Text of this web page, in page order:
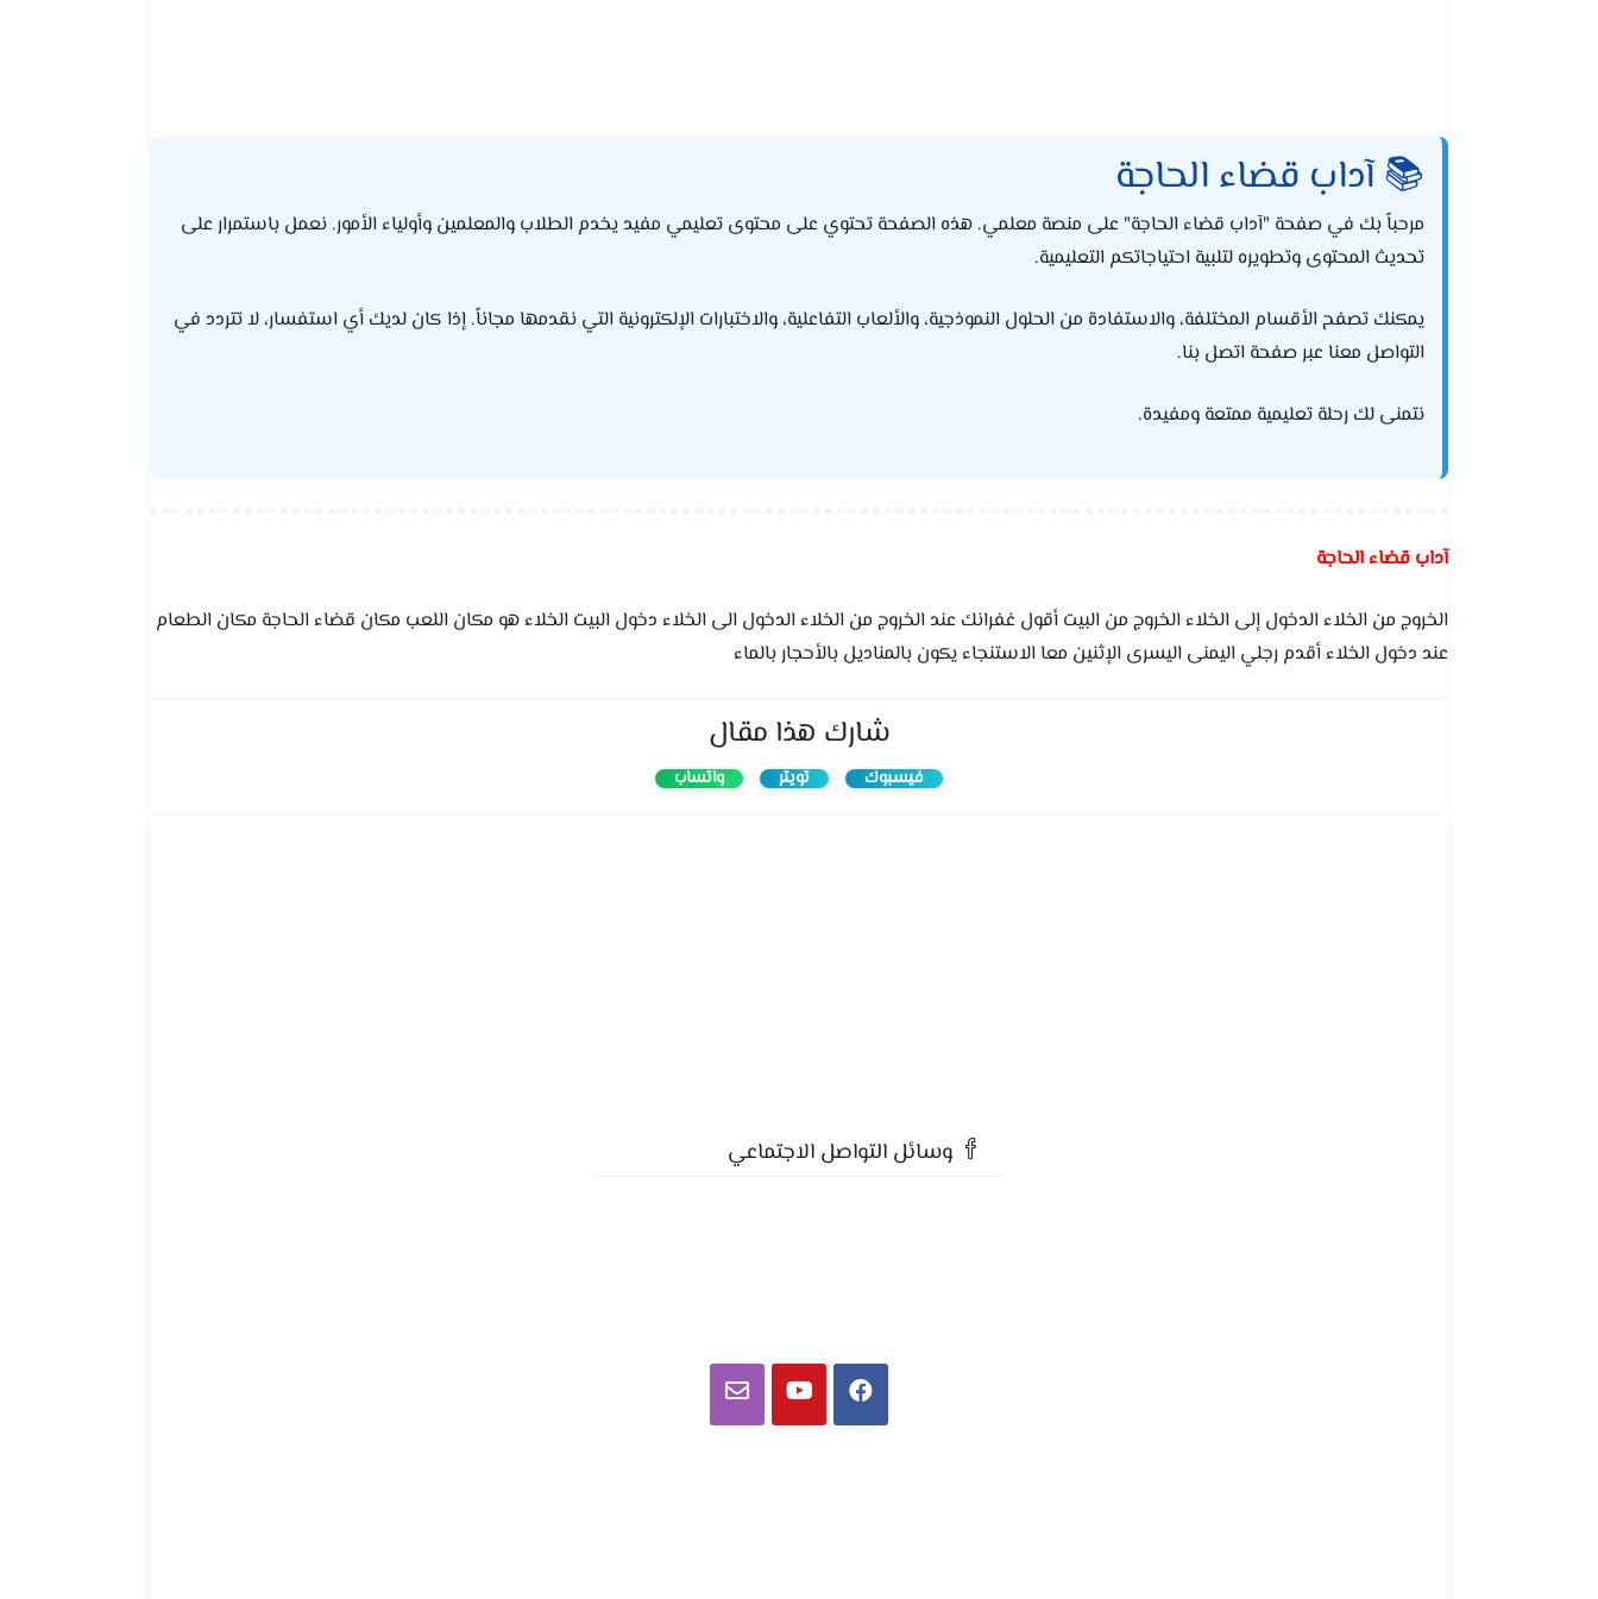
📚 آداب قضاء الحاجة
مرحباً بك في صفحة "آداب قضاء الحاجة" على منصة معلمي. هذه الصفحة تحتوي على محتوى تعليمي مفيد يخدم الطلاب والمعلمين وأولياء الأمور. نعمل باستمرار على
تحديث المحتوى وتطويره لتلبية احتياجاتكم التعليمية.
يمكنك تصفح الأقسام المختلفة، والاستفادة من الحلول النموذجية، والألعاب التفاعلية، والاختبارات الإلكترونية التي نقدمها مجاناً. إذا كان لديك أي استفسار، لا تتردد في
التواصل معنا عبر صفحة اتصل بنا.
نتمنى لك رحلة تعليمية ممتعة ومفيدة.
آداب قضاء الحاجة
الخروج من الخلاء الدخول إلى الخلاء الخروج من البيت أقول غفرانك عند الخروج من الخلاء الدخول الى الخلاء دخول البيت الخلاء هو مكان اللعب مكان قضاء الحاجة مكان الطعام
عند دخول الخلاء أقدم رجلي اليمنى اليسرى الإثنين معا الاستنجاء يكون بالمناديل بالأحجار بالماء
شارك هذا مقال
فيسبوك تويتر واتساب
وسائل التواصل الاجتماعي